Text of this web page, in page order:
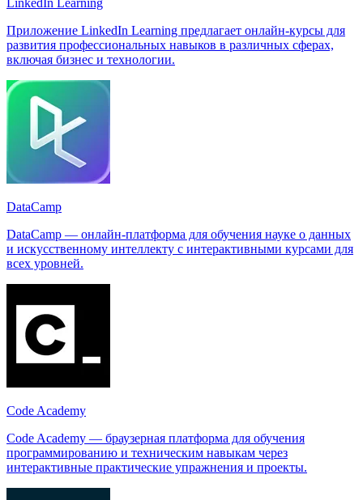
Приложение LinkedIn Learning предлагает онлайн-курсы для
развития профессиональных навыков в различных сферах,
включая бизнес и технологии.
DataCamp
DataCamp — онлайн-платформа для обучения науке о данных
и искусственному интеллекту с интерактивными курсами для
всех уровней.
Code Academy
Code Academy — браузерная платформа для обучения
программированию и техническим навыкам через
интерактивные практические упражнения и проекты.